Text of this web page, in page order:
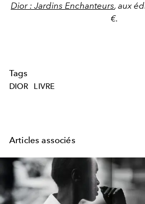
Dior : Jardins Enchanteurs, aux
€.
Tags
DIOR LIVRE
Articles associés